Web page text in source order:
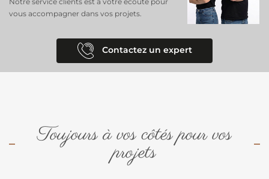
vous accompagner dans vos projets.
Contactez un expert
Toujours à vos côtés pour vos
projets